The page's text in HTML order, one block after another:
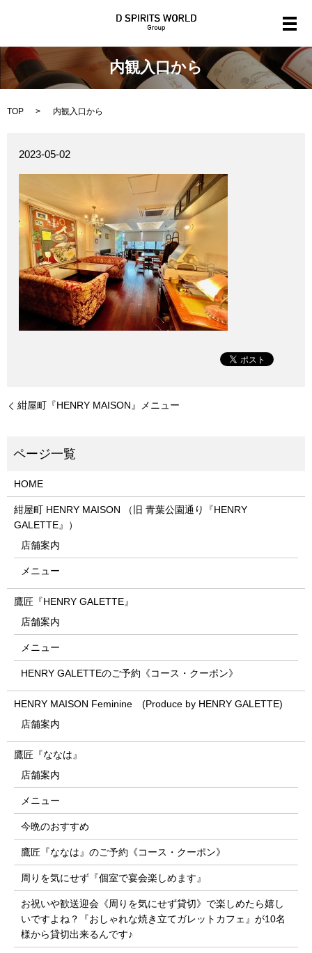
メ
内観入口から
TOP 内観入口から
2023-05-02
紺屋町『HENRY MAISON』メニュー
HOME
紺屋町 HENRY MAISON （旧 青葉公園通り『HENRY
GALETTE』）
店舗案内
メニュー
鷹匠『HENRY GALETTE』
店舗案内
メニュー
HENRY GALETTEのご予約《コース・クーポン》
HENRY MAISON Feminine (Produce by HENRY GALETTE)
店舗案内
鷹匠『ななは』
店舗案内
メニュー
今晩のおすすめ
鷹匠『ななは』のご予約《コース・クーポン》
周りを気にせず『個室で宴会楽しめます』
お祝いや歓送迎会《周りを気にせず貸切》で楽しめたら嬉し
いですよね？『おしゃれな焼き立てガレットカフェ』が10名
様から貸切出来るんです♪